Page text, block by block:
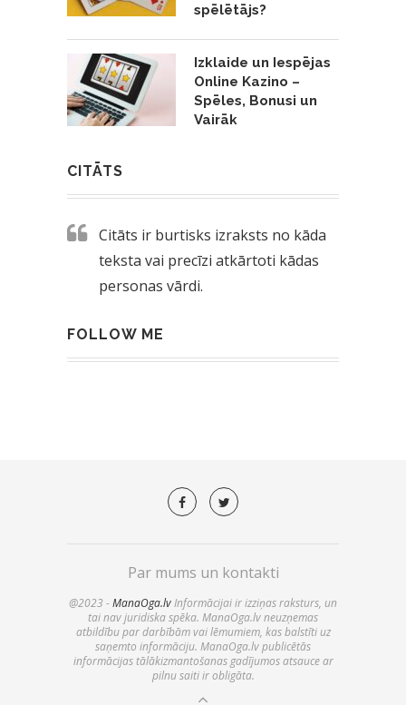
spēlētājs?
Izklaide un Iespējas
Online Kazino –
Spēles, Bonusi un
Vairāk
CITĀTS
Citāts ir burtisks izraksts no kāda
teksta vai precīzi atkārtoti kādas
personas vārdi.
FOLLOW ME
Par mums un kontakti
@2023 - ManaOga.lvInformācijai ir izziņas raksturs, un
tai nav juridiska spēka. ManaOga.lv neuzņemas
atbildību par darbībām vai lēmumiem, kas balstīti uz
saņemto informāciju. ManaOga.lv publicētās
informācijas tālākizmantošanas gadījumos atsauce ar
pilnu saiti ir obligāta.